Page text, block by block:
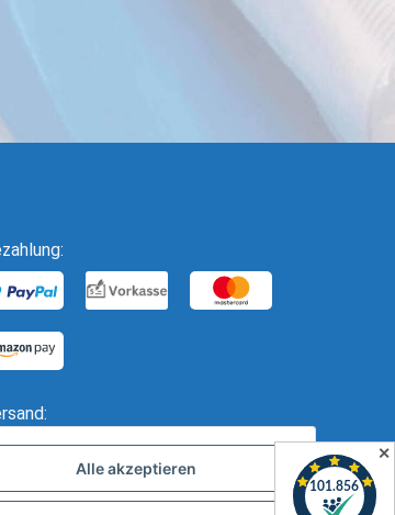
Alle akzeptieren
✕